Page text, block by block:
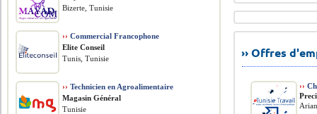
›› Offres
››
Bizerte, Tunisie
›› Commercial Francophone
Elite Conseil
Tunis, Tunisie
›› Technicien en Agroalimentaire
Magasin Général
Tunisie